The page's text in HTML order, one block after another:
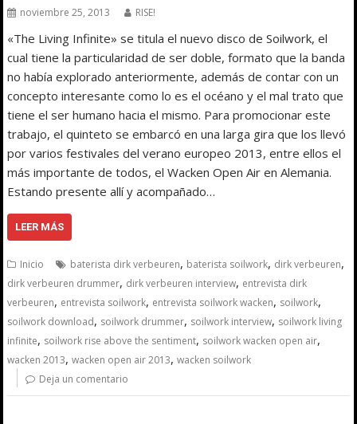
noviembre 25, 2013 RISE!
«The Living Infinite» se titula el nuevo disco de Soilwork, el
cual tiene la particularidad de ser doble, formato que la banda
no había explorado anteriormente, además de contar con un
concepto interesante como lo es el océano y el mal trato que
tiene el ser humano hacia el mismo. Para promocionar este
trabajo, el quinteto se embarcó en una larga gira que los llevó
por varios festivales del verano europeo 2013, entre ellos el
más importante de todos, el Wacken Open Air en Alemania.
Estando presente allí y acompañado…
LEER MÁS
Inicio baterista dirk verbeuren, baterista soilwork, dirk verbeuren,
dirk verbeuren drummer, dirk verbeuren interview, entrevista dirk
verbeuren, entrevista soilwork, entrevista soilwork wacken, soilwork,
soilwork download, soilwork drummer, soilwork interview, soilwork living
infinite, soilwork rise above the sentiment, soilwork wacken open air,
wacken 2013,wacken open air 2013,wacken soilwork
Deja un comentario